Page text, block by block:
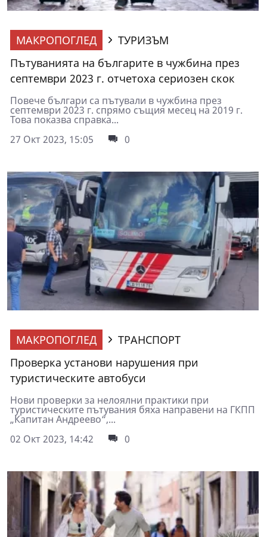
МАКРОПОГЛЕД
ТУРИЗЪМ
Пътуванията на българите в чужбина през
септември 2023 г. отчетоха сериозен скок
Повече българи са пътували в чужбина през
септември 2023 г. спрямо същия месец на 2019 г.
Това показва справка...
27 Окт 2023, 15:05
0
МАКРОПОГЛЕД
ТРАНСПОРТ
Проверка установи нарушения при
туристическите автобуси
Нови проверки за нелоялни практики при
туристическите пътувания бяха направени на ГКПП
„Капитан Андреево“,...
02 Окт 2023, 14:42
0